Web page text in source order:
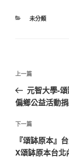
分
未分類
文
導
覽
上
一
篇
章
上一篇
元智大學-
偏鄉公益活動
下
一
篇
下一篇
『頌缽原本』
X頌缽原本台北